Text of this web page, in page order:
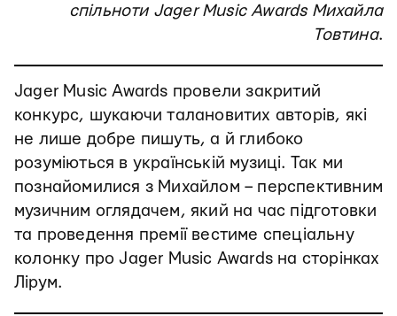
спільноти Jager Music Awards Михайла
Товтина.
Jager Music Awards провели закритий
конкурс, шукаючи талановитих авторів, які
не лише добре пишуть, а й глибоко
розуміються в українській музиці. Так ми
познайомилися з Михайлом – перспективним
музичним оглядачем, який на час підготовки
та проведення премії вестиме спеціальну
колонку про Jager Music Awards на сторінках
Лірум.